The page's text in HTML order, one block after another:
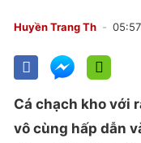
Huyền Trang Th
Cá chạch kho với
vô cùng hấp dẫn